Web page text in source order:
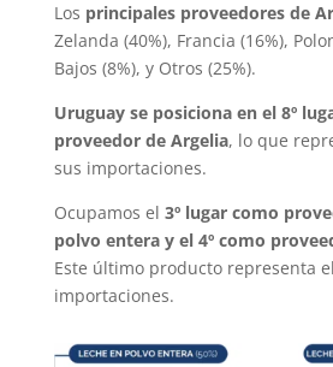
Los principales proveedores de
Zelanda (40%), Francia (16%),
Bajos (8%), y Otros (25%).
Uruguay se posiciona en el 8º
proveedor de Argelia, lo que
sus importaciones.
Ocupamos el 3º lugar como
polvo entera y el 4º como
Este último producto representa
importaciones.